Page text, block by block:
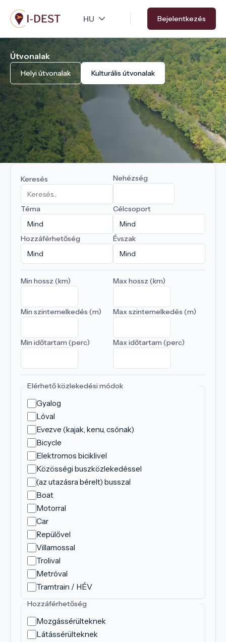
Ugrás
a
tartalomra
Bejelentkezés
Útvonalak
Helyi útvonalak Kulturális útvonalak
Keresés Nehézség
Téma Célcsoport
Hozzáférhetőség Évszak
Min hossz (km) Max hossz (km)
Min szintemelkedés (m) Max szintemelkedés (m)
Min időtartam (perc) Max időtartam (perc)
Elérhető közlekedési módok
Gyalog
Lóval
Evezve (kajak, kenu, csónak)
Bicycle
Elektromos biciklivel
Közösségi buszközlekedéssel
(az utazásra bérelt) busszal
Boat
Motorral
Car
Repülővel
Villamossal
Trolival
Metróval
Tramtrain / HÉV
Hozzáférhetőség
Mozgássérülteknek
Látássérülteknek